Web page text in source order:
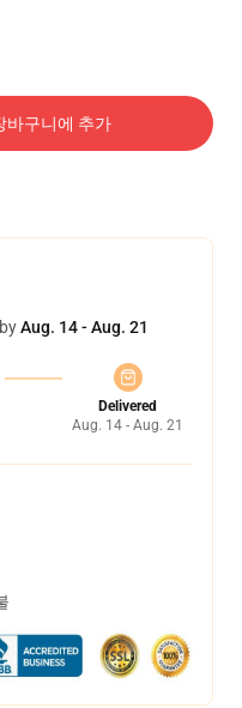
바구니에 추가
Aug. 14 - Aug. 21
Delivered
Aug. 14 - Aug. 21